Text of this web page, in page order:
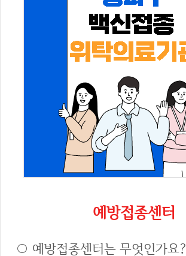
예방접종센터
○ 예방접종센터는 무엇인가요?